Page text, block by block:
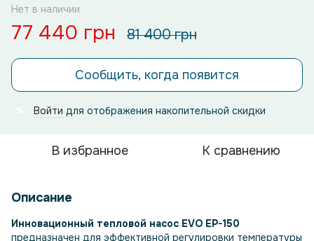
Нет в наличии
77 440 грн 81 400 грн
Сообщить, когда появится
Войти для отображения накопительной скидки
В избранное К сравнению
Описание
Инновационный тепловой насос EVO EP-150
предназначен для эффективной регулировки температуры